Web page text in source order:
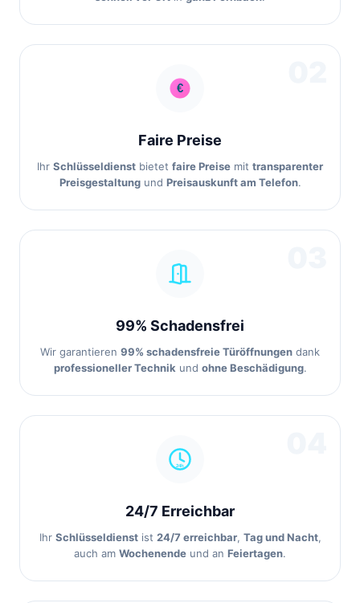
Faire Preise
Ihr Schlüsseldienst bietet faire Preise mit transparenter
Preisgestaltungund Preisauskunft am Telefon.
99% Schadensfrei
Wir garantieren 99% schadensfreie Türöffnungen dank
professioneller Technik und ohne Beschädigung.
24/7 Erreichbar
Ihr Schlüsseldienstist 24/7 erreichbar, Tag und Nacht,
auch am Wochenende und an Feiertagen.